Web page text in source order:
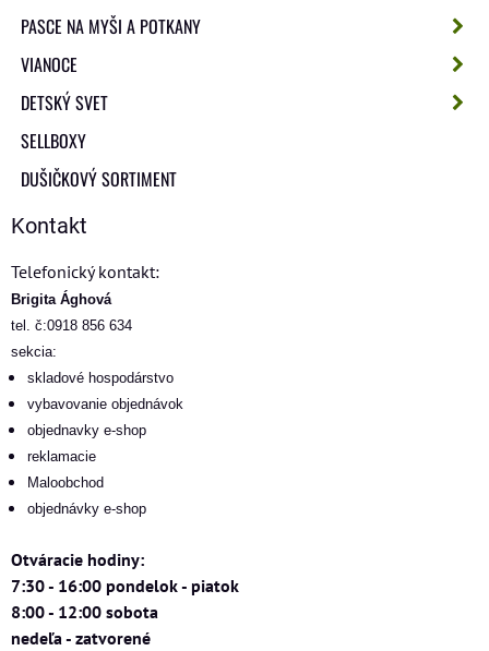
PASCE NA MYŠI A POTKANY
VIANOCE
DETSKÝ SVET
SELLBOXY
DUŠIČKOVÝ SORTIMENT
Kontakt
Telefonický kontakt:
Brigita Ághová
tel. č:0918 856 634
sekcia:
skladové hospodárstvo
vybavovanie objednávok
objednavky e-shop
reklamacie
Maloobchod
objednávky e-shop
Otváracie hodiny:
7:30 - 16:00 pondelok - piatok
8:00 - 12:00 sobota
nedeľa - zatvorené